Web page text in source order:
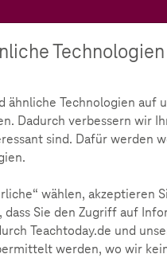
Day Safer
2020
Technologien
ähnliche Technologien auf
Dadurch verbessern wir
sind. Dafür werden
wählen, akzeptieren
Sie den Zugriff auf
Teachtoday.de und
werden, wo wir